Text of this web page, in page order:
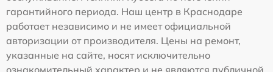
гарантийного периода. Наш центр в Краснодаре
работает независимо и не имеет официальной
авторизации от производителя. Цены на ремонт,
указанные на сайте, носят исключительно